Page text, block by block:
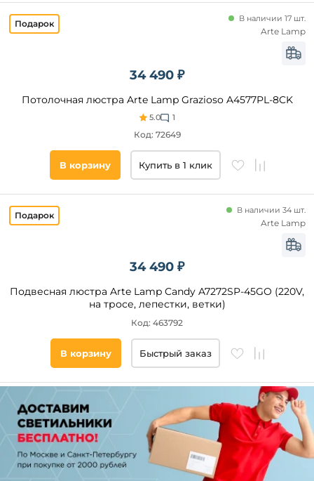
34 490 ₽
Потолочная люстра Arte Lamp Grazioso A4577PL-8CK
5.0 1
В наличии 17 шт.
Код: 72649
Arte Lamp
В корзину Купить в 1 клик
34 490 ₽
Подвесная люстра Arte Lamp Candy A7272SP-45GO (220V,
на тросе, лепестки, ветки)
В наличии 34 шт.
Код: 463792
Arte Lamp
В корзину Быстрый заказ